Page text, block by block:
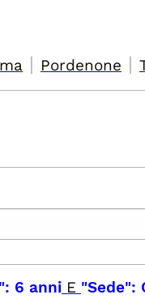
| Pordenone |
6 anni E "Sede":